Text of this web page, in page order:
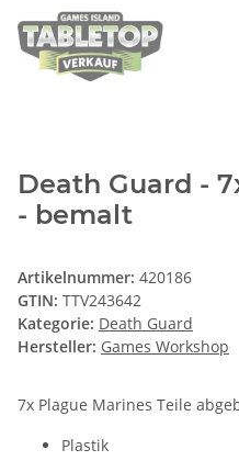
Death Guard -
- bemalt
Artikelnummer: 420186
GTIN: TTV243642
Kategorie: Death Guard
Hersteller: Games Workshop
7x Plague Marines Teile
Plastik